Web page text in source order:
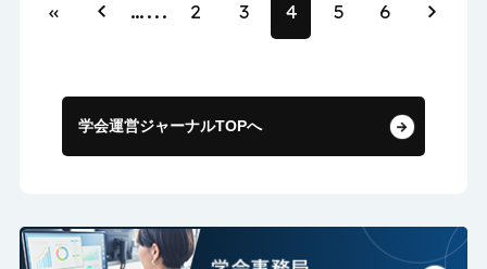
« ... 2 3 4 5 6
学会運営ジャーナルTOPへ